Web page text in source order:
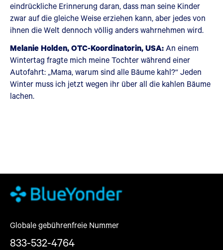
eindrückliche Erinnerung daran, dass man seine Kinder
zwar auf die gleiche Weise erziehen kann, aber jedes von
ihnen die Welt dennoch völlig anders wahrnehmen wird.
Melanie Holden, OTC-Koordinatorin, USA: An einem
Wintertag fragte mich meine Tochter während einer
Autofahrt: „Mama, warum sind alle Bäume kahl?“ Jeden
Winter muss ich jetzt wegen ihr über all die kahlen Bäume
lachen.
Globale gebührenfreie Nummer
833-532-4764